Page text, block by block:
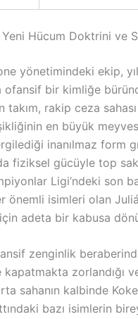
Yeni Hücum Doktrini ve
yönetimindeki ekip,
ofansif bir kimliğe
takım, rakip ceza
en büyük
inanılmaz form
fiziksel gücüyle top
Ligi’ndeki son
önemli isimleri olan
adeta bir kabusa
zenginlik
zorlandığı
sahanın kalbinde
bazı isimlerin